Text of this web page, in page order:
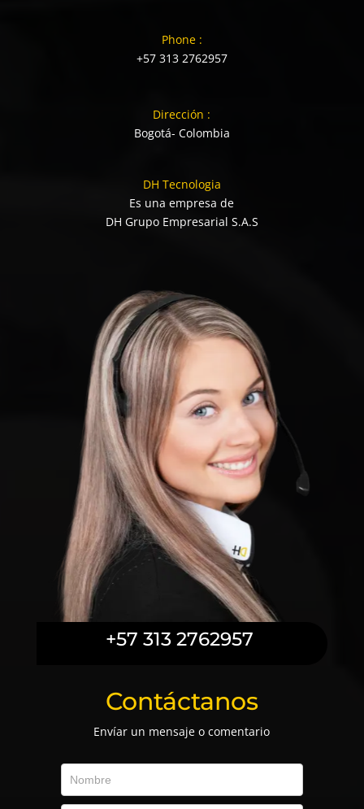
Phone :
+57 313 2762957
Dirección :
Bogotá- Colombia
DH Tecnologia
Es una empresa de
DH Grupo Empresarial S.A.S
+57 313 2762957
Contáctanos
Envíar un mensaje o comentario